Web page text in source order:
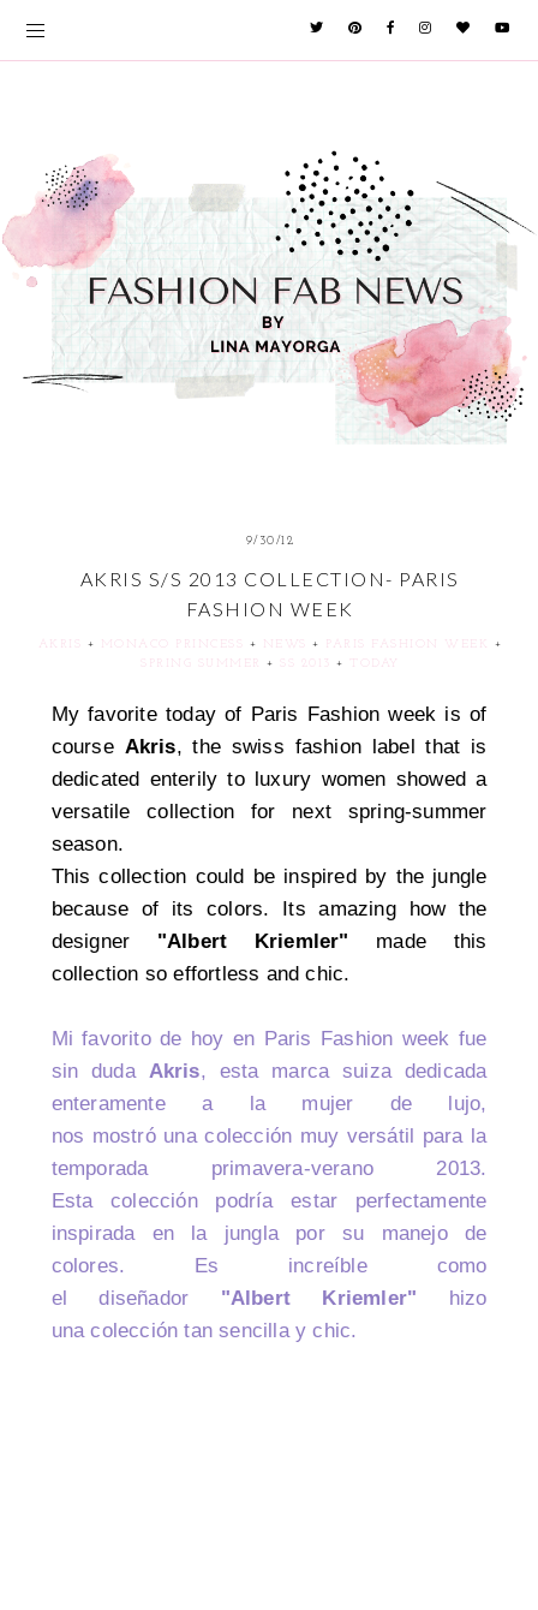
9/30/12
AKRIS S/S 2013 COLLECTION- PARIS
FASHION WEEK
AKRIS + MONACO PRINCESS + NEWS + PARIS FASHION WEEK
+
SPRING SUMMER
+ SS 2013 + TODAY
My favorite today of Paris Fashion week is of
course Akris, the swiss fashion label that is
dedicated enterily to luxury women showed a
versatile collection for next spring-summer
season.
This collection could be inspired by the jungle
because of its colors. Its amazing how the
designer "Albert Kriemler" made this
collection so effortless and chic.
Mi favorito de hoy en Paris Fashion week fue
sin duda Akris, esta marca suiza dedicada
enteramente a la mujer de lujo,
nos mostró una colección muy versátil para la
temporada primavera-verano 2013.
Esta colección podría estar perfectamente
inspirada en la jungla por su manejo de
colores. Es increíble como
el diseñador "Albert Kriemler" hizo
una colección tan sencilla y chic.